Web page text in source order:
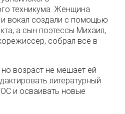
техникума. Женщина
вокал создали с помощью
а сын поэтессы Михаил,
собрал всё в
возраст не мешает ей
литературный
и осваивать новые